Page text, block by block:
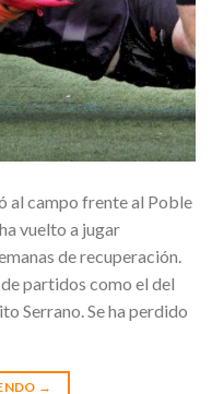
al campo frente al Poble
vuelto a jugar
de recuperación.
partidos como el del
Serrano. Se ha perdido
→